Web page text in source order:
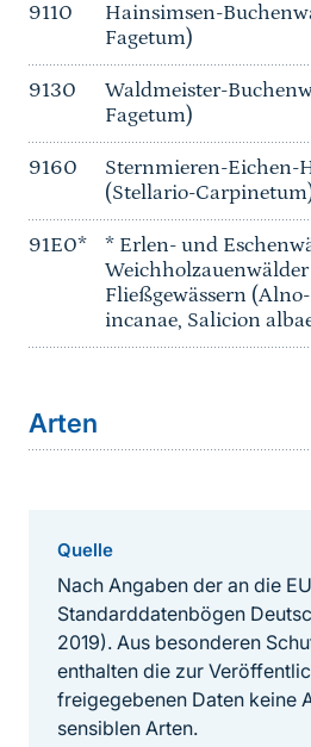
9110
Hainsimsen-
Fagetum)
9130
Waldmeister-
Fagetum)
9160
Sternmieren-Eichen-
(Stellario-
91E0*
* Erlen- und
Fließgewässern
incanae, Salicion
Arten
Quelle
Nach Angaben der an die
Standarddatenbögen
2019). Aus besonderen
enthalten die zur
freigegebenen Daten keine
sensiblen Arten.